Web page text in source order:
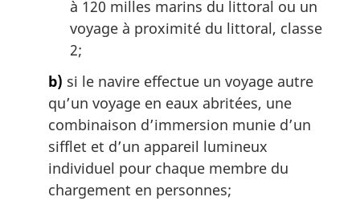
à 120 milles marins du littoral ou un
voyage à proximité du littoral, classe
2;
b) si le navire effectue un voyage autre
qu’un voyage en eaux abritées, une
combinaison d’immersion munie d’un
sifflet et d’un appareil lumineux
individuel pour chaque membre du
chargement en personnes;